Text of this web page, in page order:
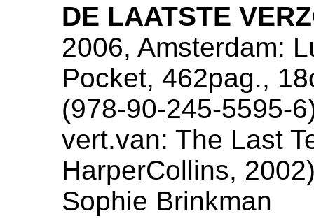
DE LAATSTE
2006, Amsterdam:
Pocket, 462pag.,
(978-90-245-5595-
vert.van: The Last
HarperCollins,
Sophie Brinkman